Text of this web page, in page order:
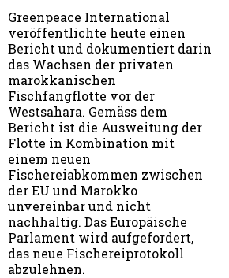
Greenpeace International
veröffentlichte heute einen
Bericht und dokumentiert darin
das Wachsen der privaten
marokkanischen
Fischfangflotte vor der
Westsahara. Gemäss dem
Bericht ist die Ausweitung der
Flotte in Kombination mit
einem neuen
Fischereiabkommen zwischen
der EU und Marokko
unvereinbar und nicht
nachhaltig. Das Europäische
Parlament wird aufgefordert,
das neue Fischereiprotokoll
abzulehnen.